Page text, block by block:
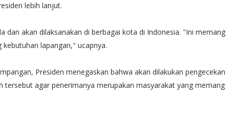
lebih lanjut.
dan akan dilaksanakan di berbagai kota di Indonesia. "Ini memang
lapangan," ucapnya.
Presiden menegaskan bahwa akan dilakukan pengecekan
tersebut agar penerimanya merupakan masyarakat yang memang